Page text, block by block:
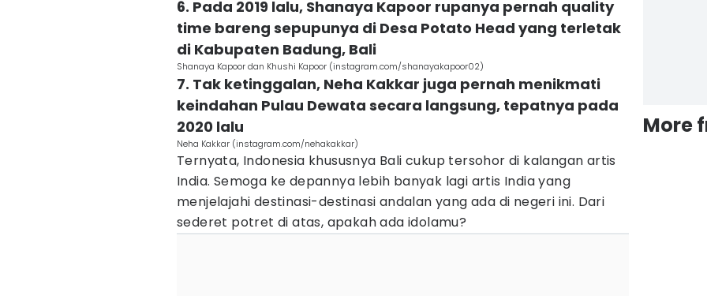
6. Pada 2019 lalu, Shanaya Kapoor rupanya pernah quality
time bareng sepupunya di Desa Potato Head yang terletak
di Kabupaten Badung, Bali
Shanaya Kapoor dan Khushi Kapoor (instagram.com/shanayakapoor02)
7. Tak ketinggalan, Neha Kakkar juga pernah menikmati
keindahan Pulau Dewata secara langsung, tepatnya pada
2020 lalu
Neha Kakkar (instagram.com/nehakakkar)
Ternyata, Indonesia khususnya Bali cukup tersohor di kalangan artis
India. Semoga ke depannya lebih banyak lagi artis India yang
menjelajahi destinasi-destinasi andalan yang ada di negeri ini. Dari
sederet potret di atas, apakah ada idolamu?
More